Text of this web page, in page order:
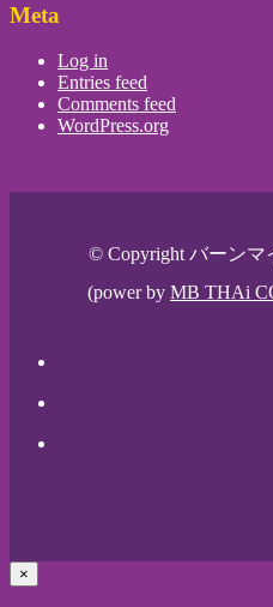
Meta
Log in
Entries feed
Comments feed
WordPress.org
© Copyright バーンマ
(power by MB THAi
×